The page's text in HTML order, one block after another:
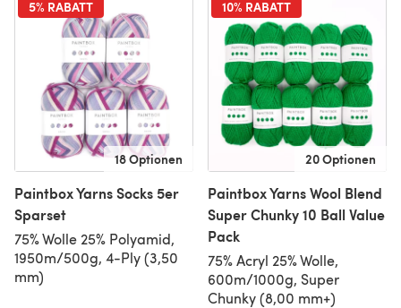
5% RABATT
18 Optionen
Paintbox Yarns Socks 5er
Sparset
75% Wolle 25% Polyamid,
1950m/500g, 4-Ply (3,50
mm)
10% RABATT
20 Optionen
Paintbox Yarns Wool Blend
Super Chunky 10 Ball Value
Pack
75% Acryl 25% Wolle,
600m/1000g, Super
Chunky (8,00 mm+)